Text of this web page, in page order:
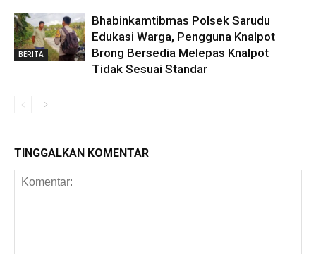
BERITA
Bhabinkamtibmas Polsek Sarudu
Edukasi Warga, Pengguna Knalpot
Brong Bersedia Melepas Knalpot
Tidak Sesuai Standar
TINGGALKAN KOMENTAR